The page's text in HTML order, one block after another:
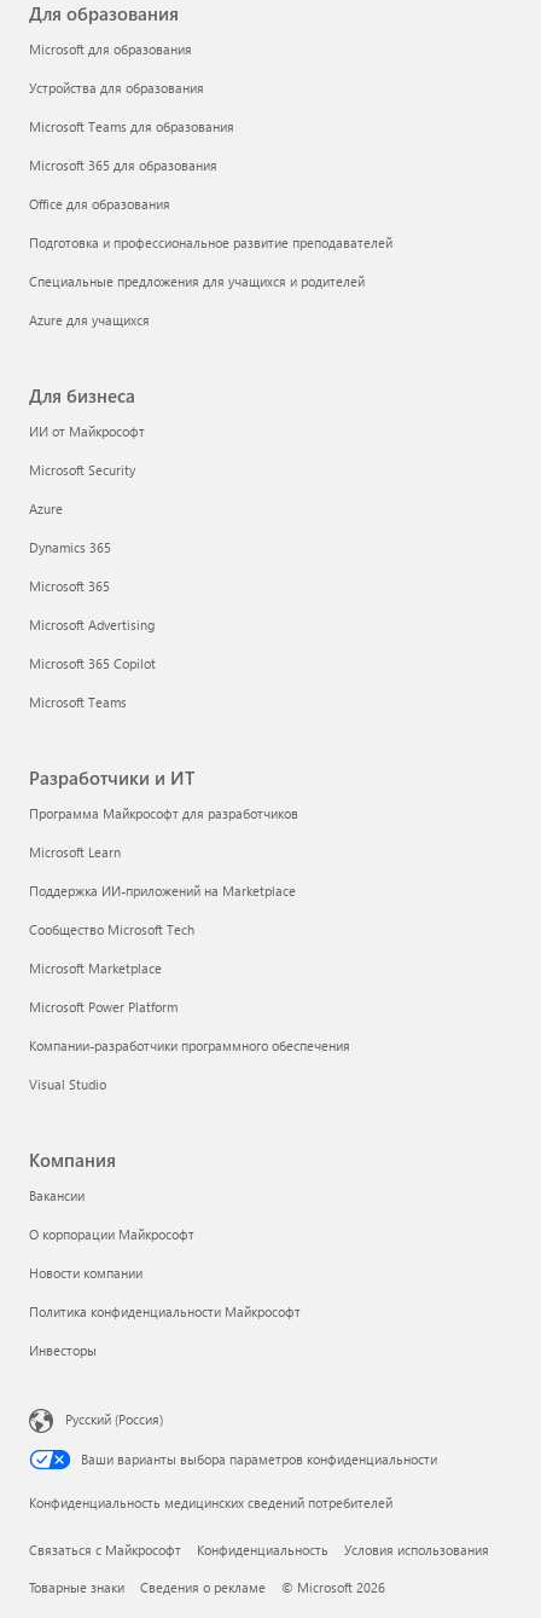
Для образования
Microsoft для образования
Устройства для образования
Microsoft Teams для образования
Microsoft 365 для образования
Office для образования
Подготовка и профессиональное развитие преподавателей
Специальные предложения для учащихся и родителей
Azure для учащихся
Для бизнеса
ИИ от Майкрософт
Microsoft Security
Azure
Dynamics 365
Microsoft 365
Microsoft Advertising
Microsoft 365 Copilot
Microsoft Teams
Разработчики и ИТ
Программа Майкрософт для разработчиков
Microsoft Learn
Поддержка ИИ-приложений на Marketplace
Сообщество Microsoft Tech
Microsoft Marketplace
Microsoft Power Platform
Компании-разработчики программного обеспечения
Visual Studio
Компания
Вакансии
О корпорации Майкрософт
Новости компании
Политика конфиденциальности Майкрософт
Инвесторы
Русский (Россия)
Ваши варианты выбора параметров конфиденциальности
Конфиденциальность медицинских сведений потребителей
Связаться с Майкрософт Конфиденциальность Условия использования
Товарные знаки Сведения о рекламе © Microsoft 2026